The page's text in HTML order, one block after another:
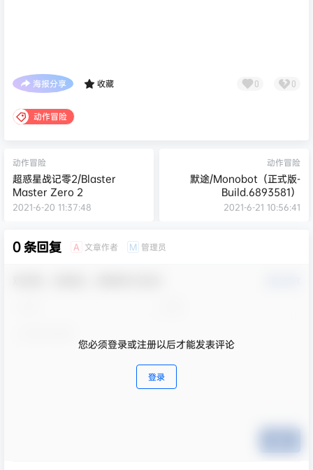
海报分享 收藏 0 0
动作冒险
动作冒险
超惑星战记零2/Blaster
Master Zero 2
2021-6-20 11:37:48
动作冒险
默途/Monobot（正式版-
Build.6893581）
2021-6-21 10:56:41
0 条回复 A 文章作者 M 管理员
您必须登录或注册以后才能发表评论
登录